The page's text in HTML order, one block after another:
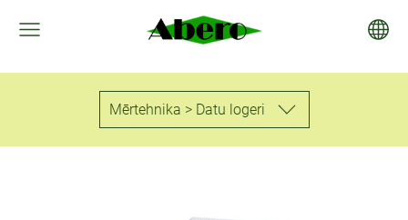
Mērtehnika > Datu logeri